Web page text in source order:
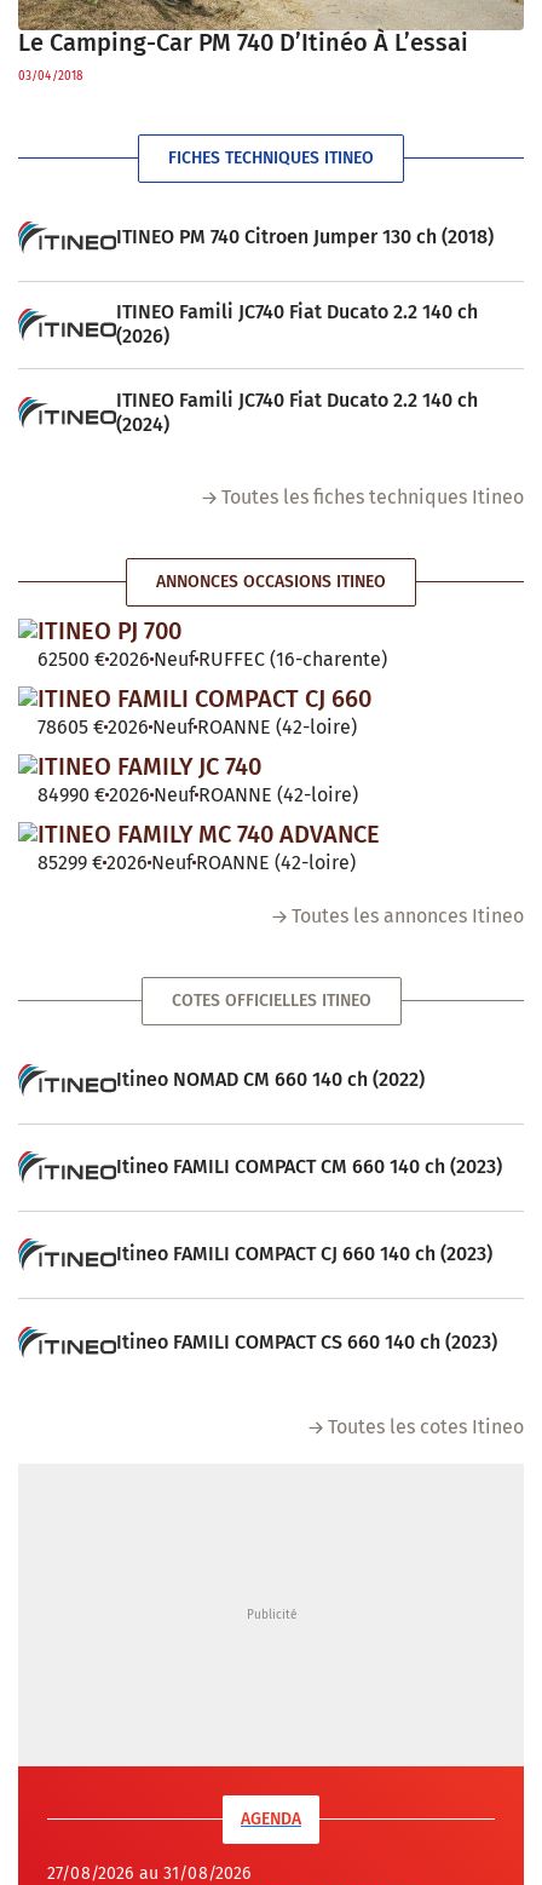
Le Camping-Car PM 740 D’Itinéo À L’essai
03/04/2018
FICHES TECHNIQUES ITINEO
ITINEO PM 740 Citroen Jumper 130 ch (2018)
ITINEO Famili JC740 Fiat Ducato 2.2 140 ch
(2026)
ITINEO Famili JC740 Fiat Ducato 2.2 140 ch
(2024)
Toutes les fiches techniques Itineo
ANNONCES OCCASIONS ITINEO
ITINEO PJ 700
62500 €2026 Neuf RUFFEC (16-charente)
ITINEO FAMILI COMPACT CJ 660
78605 €2026 Neuf ROANNE (42-loire)
ITINEO FAMILY JC 740
84990 €2026 Neuf ROANNE (42-loire)
ITINEO FAMILY MC 740 ADVANCE
85299 €2026 Neuf ROANNE (42-loire)
Toutes les annonces Itineo
COTES OFFICIELLES ITINEO
Itineo NOMAD CM 660 140 ch (2022)
Itineo FAMILI COMPACT CM 660 140 ch (2023)
Itineo FAMILI COMPACT CJ 660 140 ch (2023)
Itineo FAMILI COMPACT CS 660 140 ch (2023)
Toutes les cotes Itineo
AGENDA
27/08/2026 au 31/08/2026